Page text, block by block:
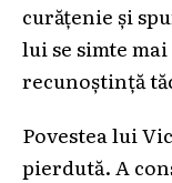
curățenie și
lui se simte
recunoștință
Povestea lui
pierdută. A